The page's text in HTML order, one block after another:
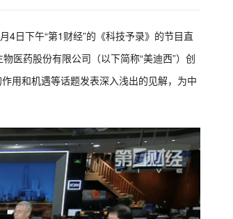
4日下午“第1财经”的《科技予录》的节目直
医药股份有限公司（以下简称“美迪西”）创
用和机遇等话题发表深入浅出的见解，为中